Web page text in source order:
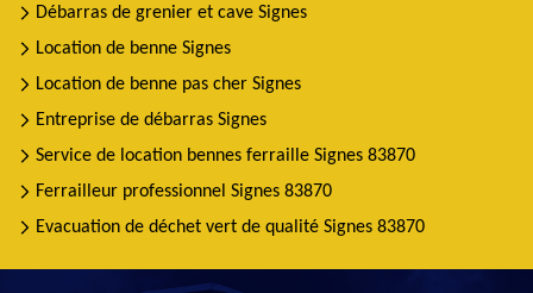
Débarras de grenier et cave Signes
Location de benne Signes
Location de benne pas cher Signes
Entreprise de débarras Signes
Service de location bennes ferraille Signes 83870
Ferrailleur professionnel Signes 83870
Evacuation de déchet vert de qualité Signes 83870